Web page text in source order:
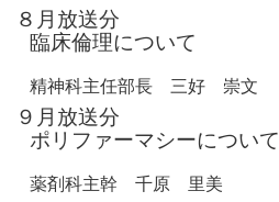
８月放送分
臨床倫理について
精神科主任部長 三好 崇文
９月放送分
ポリファーマシーについて
薬剤科主幹 千原 里美